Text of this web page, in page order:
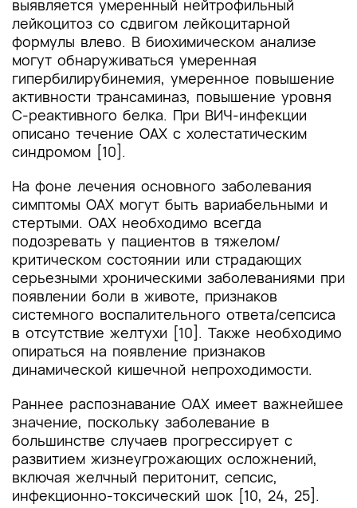
выявляется умеренный нейтрофильный
лейкоцитоз со сдвигом лейкоцитарной
формулы влево. В биохимическом анализе
могут обнаруживаться умеренная
гипербилирубинемия, умеренное повышение
активности трансаминаз, повышение уровня
С-реактивного белка. При ВИЧ-инфекции
описано течение ОАХ с холестатическим
синдромом [10].
На фоне лечения основного заболевания
симптомы ОАХ могут быть вариабельными и
стертыми. ОАХ необходимо всегда
подозревать у пациентов в тяжелом/
критическом состоянии или страдающих
серьезными хроническими заболеваниями при
появлении боли в животе, признаков
системного воспалительного ответа/сепсиса
в отсутствие желтухи [10]. Также необходимо
опираться на появление признаков
динамической кишечной непроходимости.
Раннее распознавание ОАХ имеет важнейшее
значение, поскольку заболевание в
большинстве случаев прогрессирует с
развитием жизнеугрожающих осложнений,
включая желчный перитонит, сепсис,
инфекционно-токсический шок [10, 24, 25].